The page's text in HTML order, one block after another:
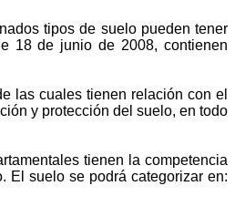
tipos de suelo pueden tener
18 de junio de 2008, contienen
las cuales tienen relación con el
y protección del suelo, en todo
tienen la competencia
El suelo se podrá categorizar en: